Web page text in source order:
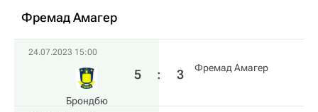
Фремад Амагер
24.07.2023 15:00
Брондбю
5 : 3 Фремад Амагер